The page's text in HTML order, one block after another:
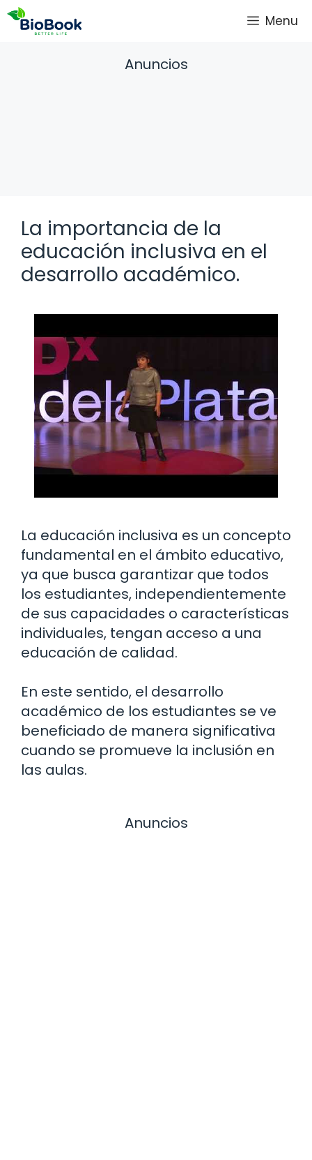
Saltar
Menu
Anuncios
La importancia de la
educación inclusiva en el
desarrollo académico.
La educación inclusiva es un concepto
fundamental en el ámbito educativo,
ya que busca garantizar que todos
los estudiantes, independientemente
de sus capacidades o características
individuales, tengan acceso a una
educación de calidad.
En este sentido, el desarrollo
académico de los estudiantes se ve
beneficiado de manera significativa
cuando se promueve la inclusión en
las aulas.
Anuncios